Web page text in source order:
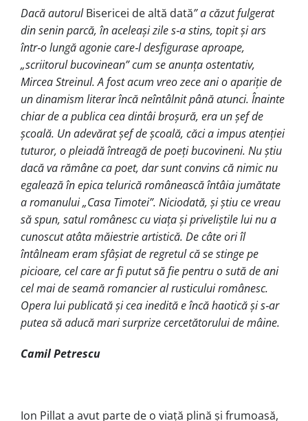
Dacă autorulBisericei de altă dată” a căzut fulgerat
din senin parcă, în aceleași zile s‑a stins, topit și ars
într‑o lungă agonie care‑l desfigurase aproape,
„scriitorul bucovinean” cum se anunța ostentativ,
Mircea Streinul. A fost acum vreo zece ani o apariţie de
un dinamism literar încă neîntâlnit până atunci. Înainte
chiar de a publica cea dintâi broşură, era un şef de
şcoală. Un adevărat şef de şcoală, căci a impus atenţiei
tuturor, o pleiadă întreagă de poeţi bucovineni. Nu ştiu
dacă va rămâne ca poet, dar sunt convins că nimic nu
egalează în epica telurică românească întâia jumătate
a romanului „Casa Timotei”. Niciodată, şi ştiu ce vreau
să spun, satul românesc cu viaţa și priveliştile lui nu a
cunoscut atâta măiestrie artistică. De câte ori îl
întâlneam eram sfâşiat de regretul că se stinge pe
picioare, cel care ar fi putut să fie pentru o sută de ani
cel mai de seamă romancier al rusticului românesc.
Opera lui publicată şi cea inedită e încă haotică şi s‑ar
putea să aducă mari surprize cercetătorului de mâine.
Camil Petrescu
Ion Pillat a avut parte de o viață plină și frumoasă,